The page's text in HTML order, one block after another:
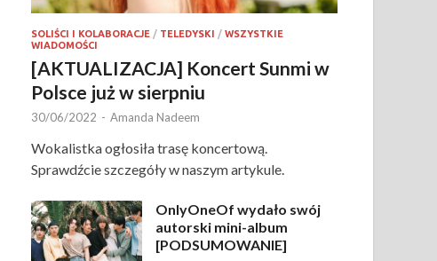
SOLIŚCI I KOLABORACJE / TELEDYSKI /WSZYSTKIE
WIADOMOŚCI
[AKTUALIZACJA] Koncert Sunmi w
Polsce już w sierpniu
30/06/2022 - Amanda Nadeem
Wokalistka ogłosiła trasę koncertową.
Sprawdźcie szczegóły w naszym artykule.
OnlyOneOf wydało swój
autorski mini-album
[PODSUMOWANIE]